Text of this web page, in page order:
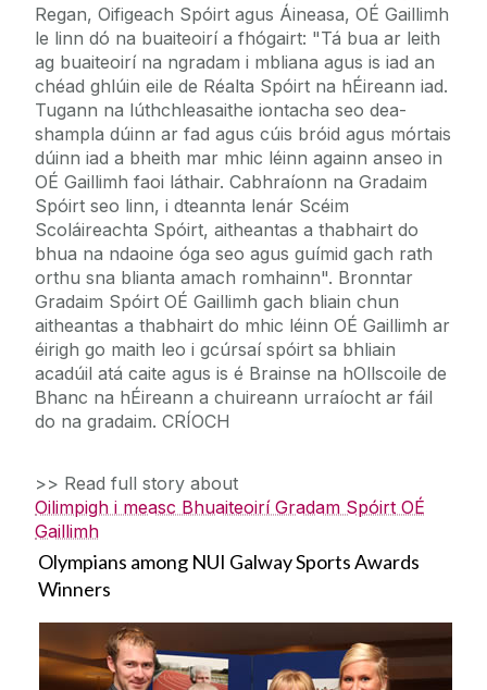
Regan, Oifigeach Spóirt agus Áineasa, OÉ Gaillimh
le linn dó na buaiteoirí a fhógairt: "Tá bua ar leith
ag buaiteoirí na ngradam i mbliana agus is iad an
chéad ghlúin eile de Réalta Spóirt na hÉireann iad.
Tugann na lúthchleasaithe iontacha seo dea-
shampla dúinn ar fad agus cúis bróid agus mórtais
dúinn iad a bheith mar mhic léinn againn anseo in
OÉ Gaillimh faoi láthair. Cabhraíonn na Gradaim
Spóirt seo linn, i dteannta lenár Scéim
Scoláireachta Spóirt, aitheantas a thabhairt do
bhua na ndaoine óga seo agus guímid gach rath
orthu sna blianta amach romhainn". Bronntar
Gradaim Spóirt OÉ Gaillimh gach bliain chun
aitheantas a thabhairt do mhic léinn OÉ Gaillimh ar
éirigh go maith leo i gcúrsaí spóirt sa bhliain
acadúil atá caite agus is é Brainse na hOllscoile de
Bhanc na hÉireann a chuireann urraíocht ar fáil
do na gradaim. CRÍOCH
>> Read full story about
Oilimpigh i measc Bhuaiteoirí Gradam Spóirt OÉ
Gaillimh
Olympians among NUI Galway Sports Awards
Winners